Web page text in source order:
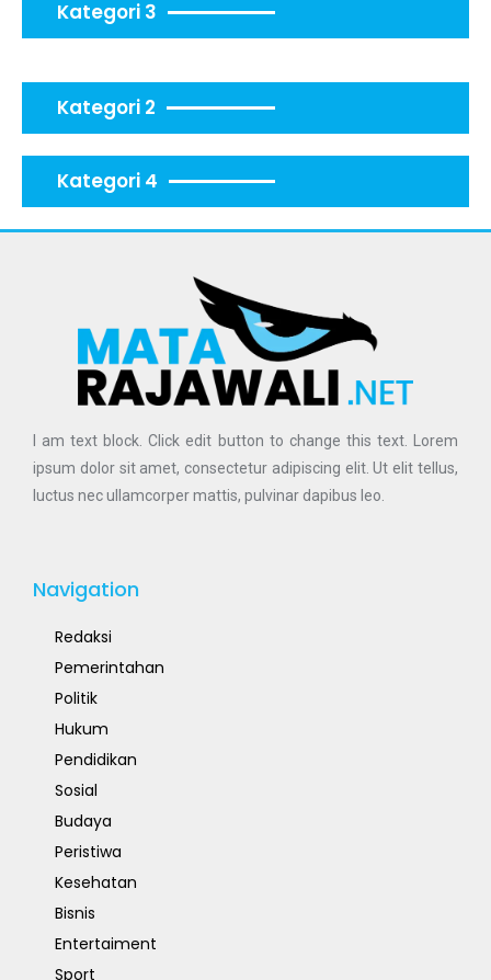
Kategori 3
Kategori 2
Kategori 4
I am text block. Click edit button to change this text. Lorem
ipsum dolor sit amet, consectetur adipiscing elit. Ut elit tellus,
luctus nec ullamcorper mattis, pulvinar dapibus leo.
Navigation
Redaksi
Pemerintahan
Politik
Hukum
Pendidikan
Sosial
Budaya
Peristiwa
Kesehatan
Bisnis
Entertaiment
Sport